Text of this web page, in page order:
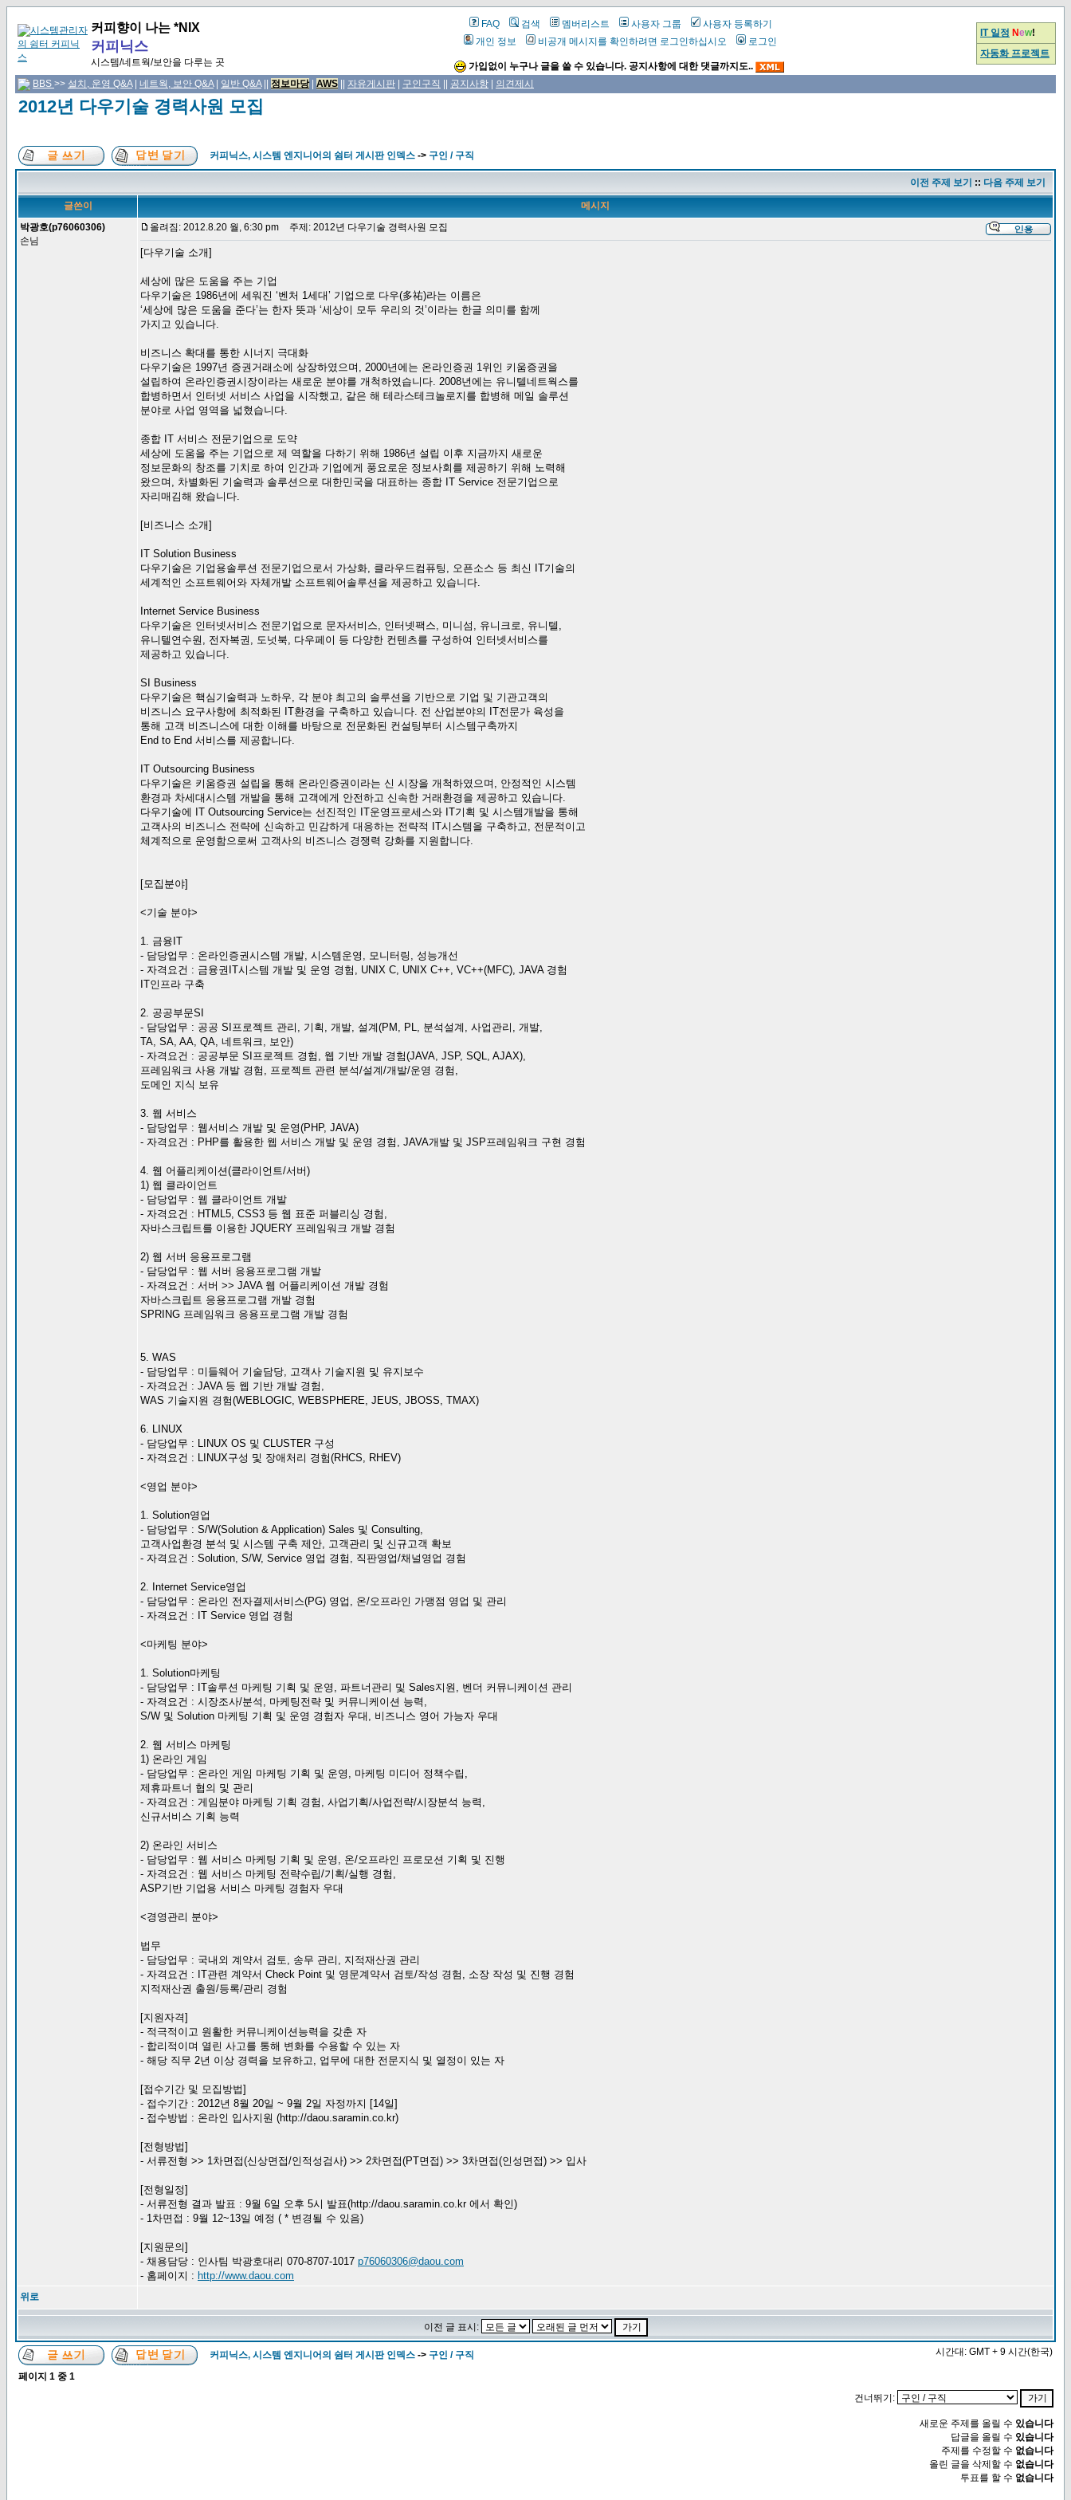
커피향이 나는 *NIX
커피닉스
시스템/네트웍/보안을 다루는 곳
FAQ 검색 멤버리스트 사용자 그룹
사용자 등록하기
개인 정보
비공개 메시지를 확인하려면 로그인하십시오 로그인
가입없이 누구나 글을 쓸 수 있습니다. 공지사항에 대한 댓글까지도..
IT 일정 New!
자동화 프로젝트
BBS >> 설치, 운영 Q&A| 네트웍, 보안 Q&A| 일반 Q&A|| 정보마당| AWS 자유게시판 구인구직 공지사항 의견제시
2012년 다우기술 경력사원 모집
커피닉스, 시스템 엔지니어의 쉼터 게시판 인덱스 -> 구인 / 구직
이전 주제 보기 :: 다음 주제 보기
글쓴이
메시지
박광호(p76060306)
손님
올려짐: 2012.8.20 월, 6:30 pm 주제: 2012년 다우기술 경력사원 모집
[다우기술 소개]
세상에 많은 도움을 주는 기업
다우기술은 1986년에 세워진 ‘벤처 1세대’ 기업으로 다우(多祐)라는 이름은
‘세상에 많은 도움을 준다’는 한자 뜻과 ‘세상이 모두 우리의 것’이라는 한글 의미를 함께
가지고 있습니다.
비즈니스 확대를 통한 시너지 극대화
다우기술은 1997년 증권거래소에 상장하였으며, 2000년에는 온라인증권 1위인 키움증권을
설립하여 온라인증권시장이라는 새로운 분야를 개척하였습니다. 2008년에는 유니텔네트웍스를
합병하면서 인터넷 서비스 사업을 시작했고, 같은 해 테라스테크놀로지를 합병해 메일 솔루션
분야로 사업 영역을 넓혔습니다.
종합 IT 서비스 전문기업으로 도약
세상에 도움을 주는 기업으로 제 역할을 다하기 위해 1986년 설립 이후 지금까지 새로운
정보문화의 창조를 기치로 하여 인간과 기업에게 풍요로운 정보사회를 제공하기 위해 노력해
왔으며, 차별화된 기술력과 솔루션으로 대한민국을 대표하는 종합 IT Service 전문기업으로
자리매김해 왔습니다.
[비즈니스 소개]
IT Solution Business
다우기술은 기업용솔루션 전문기업으로서 가상화, 클라우드컴퓨팅, 오픈소스 등 최신 IT기술의
세계적인 소프트웨어와 자체개발 소프트웨어솔루션을 제공하고 있습니다.
Internet Service Business
다우기술은 인터넷서비스 전문기업으로 문자서비스, 인터넷팩스, 미니섬, 유니크로, 유니텔,
유니텔연수원, 전자복권, 도넛북, 다우페이 등 다양한 컨텐츠를 구성하여 인터넷서비스를
제공하고 있습니다.
SI Business
다우기술은 핵심기술력과 노하우, 각 분야 최고의 솔루션을 기반으로 기업 및 기관고객의
비즈니스 요구사항에 최적화된 IT환경을 구축하고 있습니다. 전 산업분야의 IT전문가 육성을
통해 고객 비즈니스에 대한 이해를 바탕으로 전문화된 컨설팅부터 시스템구축까지
End to End 서비스를 제공합니다.
IT Outsourcing Business
다우기술은 키움증권 설립을 통해 온라인증권이라는 신 시장을 개척하였으며, 안정적인 시스템
환경과 차세대시스템 개발을 통해 고객에게 안전하고 신속한 거래환경을 제공하고 있습니다.
다우기술에 IT Outsourcing Service는 선진적인 IT운영프로세스와 IT기획 및 시스템개발을 통해
고객사의 비즈니스 전략에 신속하고 민감하게 대응하는 전략적 IT시스템을 구축하고, 전문적이고
체계적으로 운영함으로써 고객사의 비즈니스 경쟁력 강화를 지원합니다.
[모집분야]
<기술 분야>
1. 금융IT
- 담당업무 : 온라인증권시스템 개발, 시스템운영, 모니터링, 성능개선
- 자격요건 : 금융권IT시스템 개발 및 운영 경험, UNIX C, UNIX C++, VC++(MFC), JAVA 경험
IT인프라 구축
2. 공공부문SI
- 담당업무 : 공공 SI프로젝트 관리, 기획, 개발, 설계(PM, PL, 분석설계, 사업관리, 개발,
TA, SA, AA, QA, 네트워크, 보안)
- 자격요건 : 공공부문 SI프로젝트 경험, 웹 기반 개발 경험(JAVA, JSP, SQL, AJAX),
프레임워크 사용 개발 경험, 프로젝트 관련 분석/설계/개발/운영 경험,
도메인 지식 보유
3. 웹 서비스
- 담당업무 : 웹서비스 개발 및 운영(PHP, JAVA)
- 자격요건 : PHP를 활용한 웹 서비스 개발 및 운영 경험, JAVA개발 및 JSP프레임워크 구현 경험
4. 웹 어플리케이션(클라이언트/서버)
1) 웹 클라이언트
- 담당업무 : 웹 클라이언트 개발
- 자격요건 : HTML5, CSS3 등 웹 표준 퍼블리싱 경험,
자바스크립트를 이용한 JQUERY 프레임워크 개발 경험
2) 웹 서버 응용프로그램
- 담당업무 : 웹 서버 응용프로그램 개발
- 자격요건 : 서버 >> JAVA 웹 어플리케이션 개발 경험
자바스크립트 응용프로그램 개발 경험
SPRING 프레임워크 응용프로그램 개발 경험
5. WAS
- 담당업무 : 미들웨어 기술담당, 고객사 기술지원 및 유지보수
- 자격요건 : JAVA 등 웹 기반 개발 경험,
WAS 기술지원 경험(WEBLOGIC, WEBSPHERE, JEUS, JBOSS, TMAX)
6. LINUX
- 담당업무 : LINUX OS 및 CLUSTER 구성
- 자격요건 : LINUX구성 및 장애처리 경험(RHCS, RHEV)
<영업 분야>
1. Solution영업
- 담당업무 : S/W(Solution & Application) Sales 및 Consulting,
고객사업환경 분석 및 시스템 구축 제안, 고객관리 및 신규고객 확보
- 자격요건 : Solution, S/W, Service 영업 경험, 직판영업/채널영업 경험
2. Internet Service영업
- 담당업무 : 온라인 전자결제서비스(PG) 영업, 온/오프라인 가맹점 영업 및 관리
- 자격요건 : IT Service 영업 경험
<마케팅 분야>
1. Solution마케팅
- 담당업무 : IT솔루션 마케팅 기획 및 운영, 파트너관리 및 Sales지원, 벤더 커뮤니케이션 관리
- 자격요건 : 시장조사/분석, 마케팅전략 및 커뮤니케이션 능력,
S/W 및 Solution 마케팅 기획 및 운영 경험자 우대, 비즈니스 영어 가능자 우대
2. 웹 서비스 마케팅
1) 온라인 게임
- 담당업무 : 온라인 게임 마케팅 기획 및 운영, 마케팅 미디어 정책수립,
제휴파트너 협의 및 관리
- 자격요건 : 게임분야 마케팅 기획 경험, 사업기획/사업전략/시장분석 능력,
신규서비스 기획 능력
2) 온라인 서비스
- 담당업무 : 웹 서비스 마케팅 기획 및 운영, 온/오프라인 프로모션 기획 및 진행
- 자격요건 : 웹 서비스 마케팅 전략수립/기획/실행 경험,
ASP기반 기업용 서비스 마케팅 경험자 우대
<경영관리 분야>
법무
- 담당업무 : 국내외 계약서 검토, 송무 관리, 지적재산권 관리
- 자격요건 : IT관련 계약서 Check Point 및 영문계약서 검토/작성 경험, 소장 작성 및 진행 경험
지적재산권 출원/등록/관리 경험
[지원자격]
- 적극적이고 원활한 커뮤니케이션능력을 갖춘 자
- 합리적이며 열린 사고를 통해 변화를 수용할 수 있는 자
- 해당 직무 2년 이상 경력을 보유하고, 업무에 대한 전문지식 및 열정이 있는 자
[접수기간 및 모집방법]
- 접수기간 : 2012년 8월 20일 ~ 9월 2일 자정까지 [14일]
- 접수방법 : 온라인 입사지원 (http://daou.saramin.co.kr)
[전형방법]
- 서류전형 >> 1차면접(신상면접/인적성검사) >> 2차면접(PT면접) >> 3차면접(인성면접) >> 입사
[전형일정]
- 서류전형 결과 발표 : 9월 6일 오후 5시 발표(http://daou.saramin.co.kr 에서 확인)
- 1차면접 : 9월 12~13일 예정 ( * 변경될 수 있음)
[지원문의]
- 채용담당 : 인사팀 박광호대리 070-8707-1017 p76060306@daou.com
- 홈페이지 : http://www.daou.com
위로
이전 글 표시:
커피닉스, 시스템 엔지니어의 쉼터 게시판 인덱스 -> 구인 / 구직 시간대: GMT + 9 시간(한국)
페이지 1 중 1
건너뛰기:
새로운 주제를 올릴 수 있습니다
답글을 올릴 수 있습니다
주제를 수정할 수 없습니다
올린 글을 삭제할 수 없습니다
투표를 할 수 없습니다